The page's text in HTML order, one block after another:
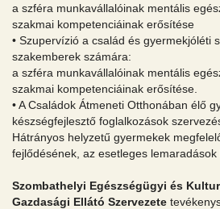
a szféra munkavállalóinak mentális
szakmai kompetenciáinak erősítése
• Szupervízió a család és gyermekjóléti
szakemberek számára:
a szféra munkavállalóinak mentális
szakmai kompetenciáinak erősítése.
• A Családok Átmeneti Otthonában élő
készségfejlesztő foglalkozások
Hátrányos helyzetű gyermekek
fejlődésének, az esetleges
Szombathelyi Egészségügyi és
Gazdasági Ellátó Szervezete